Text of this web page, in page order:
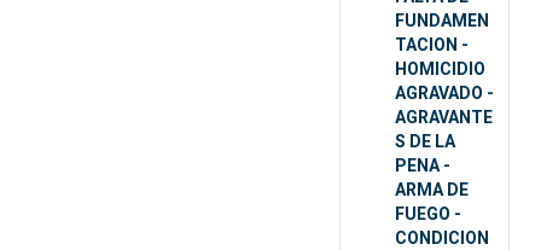
FUNDAMEN
TACION -
HOMICIDIO
AGRAVADO -
AGRAVANTE
S DE LA
PENA -
ARMA DE
FUEGO -
CONDICION